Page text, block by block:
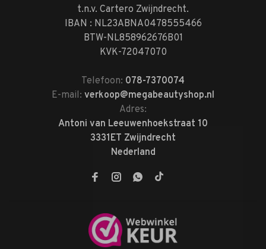
t.n.v. Cartero Zwijndrecht.
IBAN : NL23ABNA0478555466
BTW-NL858962676B01
KVK-72047070
Telefoon: 078-7370074
E-mail: verkoop@megabeautyshop.nl
Adres:
Antoni van Leeuwenhoekstraat 10
3331ET Zwijndrecht
Nederland